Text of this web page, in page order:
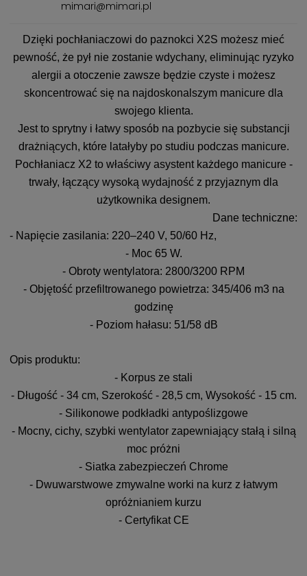
mimari@mimari.pl
Dzięki pochłaniaczowi do paznokci X2S możesz mieć
pewność, że pył nie zostanie wdychany, eliminując ryzyko
alergii a otoczenie zawsze będzie czyste i możesz
skoncentrować się na najdoskonalszym manicure dla
swojego klienta.
Jest to sprytny i łatwy sposób na pozbycie się substancji
drażniących, które latałyby po studiu podczas manicure.
Pochłaniacz X2 to właściwy asystent każdego manicure -
trwały, łączący wysoką wydajność z przyjaznym dla
użytkownika designem.
Dane techniczne:
- Napięcie zasilania: 220–240 V, 50/60 Hz,
- Moc 65 W.
- Obroty wentylatora: 2800/3200 RPM
- Objętość przefiltrowanego powietrza: 345/406 m3 na
godzinę
- Poziom hałasu: 51/58 dB
Opis produktu:
- Korpus ze stali
- Długość - 34 cm, Szerokość - 28,5 cm, Wysokość - 15 cm.
- Silikonowe podkładki antypoślizgowe
- Mocny, cichy, szybki wentylator zapewniający stałą i silną
moc próżni
- Siatka zabezpieczeń Chrome
- Dwuwarstwowe zmywalne worki na kurz z łatwym
opróżnianiem kurzu
- Certyfikat CE